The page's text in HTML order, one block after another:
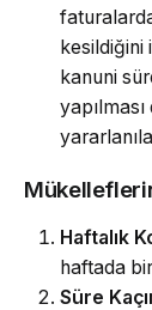
kesildiğini
kanuni
Haftalık
haftada
Süre